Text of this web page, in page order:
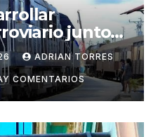
junto
ADRIAN TORRES
COMENTARIOS